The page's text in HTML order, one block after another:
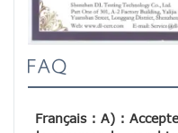
FAQ
Français : A) :